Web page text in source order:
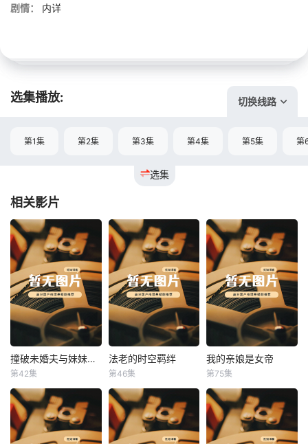
剧情：
内详
选集播放: 切换线路
选集
第1集 第2集 第3集 第4集 第5集 第
相关影片
撞破未婚夫与妹妹打野战 撞破未婚夫与妹妹打野战
第42集
法老的时空羁绊
法老的时空羁绊
第46集
我的亲娘是女帝
我的亲娘是女帝
第75集